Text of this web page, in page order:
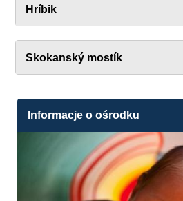
Hríbik
Skokanský mostík
Informacje o ośrodku